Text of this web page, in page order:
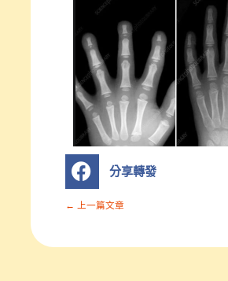
S
h
a
r
n
分享轉發
← 上一篇文章